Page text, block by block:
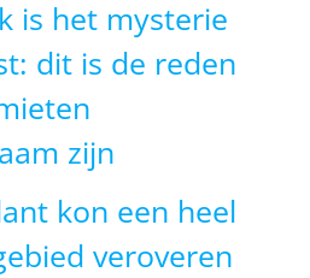
is het mysterie
dit is de reden
zijn
kon een heel
veroveren